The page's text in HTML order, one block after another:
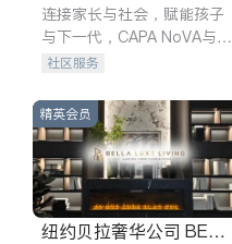
连接家长与社会，赋能孩子
与下一代，CAPA NoVA与您
携手建设包容、公平、充满
社区服务
精英会员
纽约贝拉奢华公司 BELL